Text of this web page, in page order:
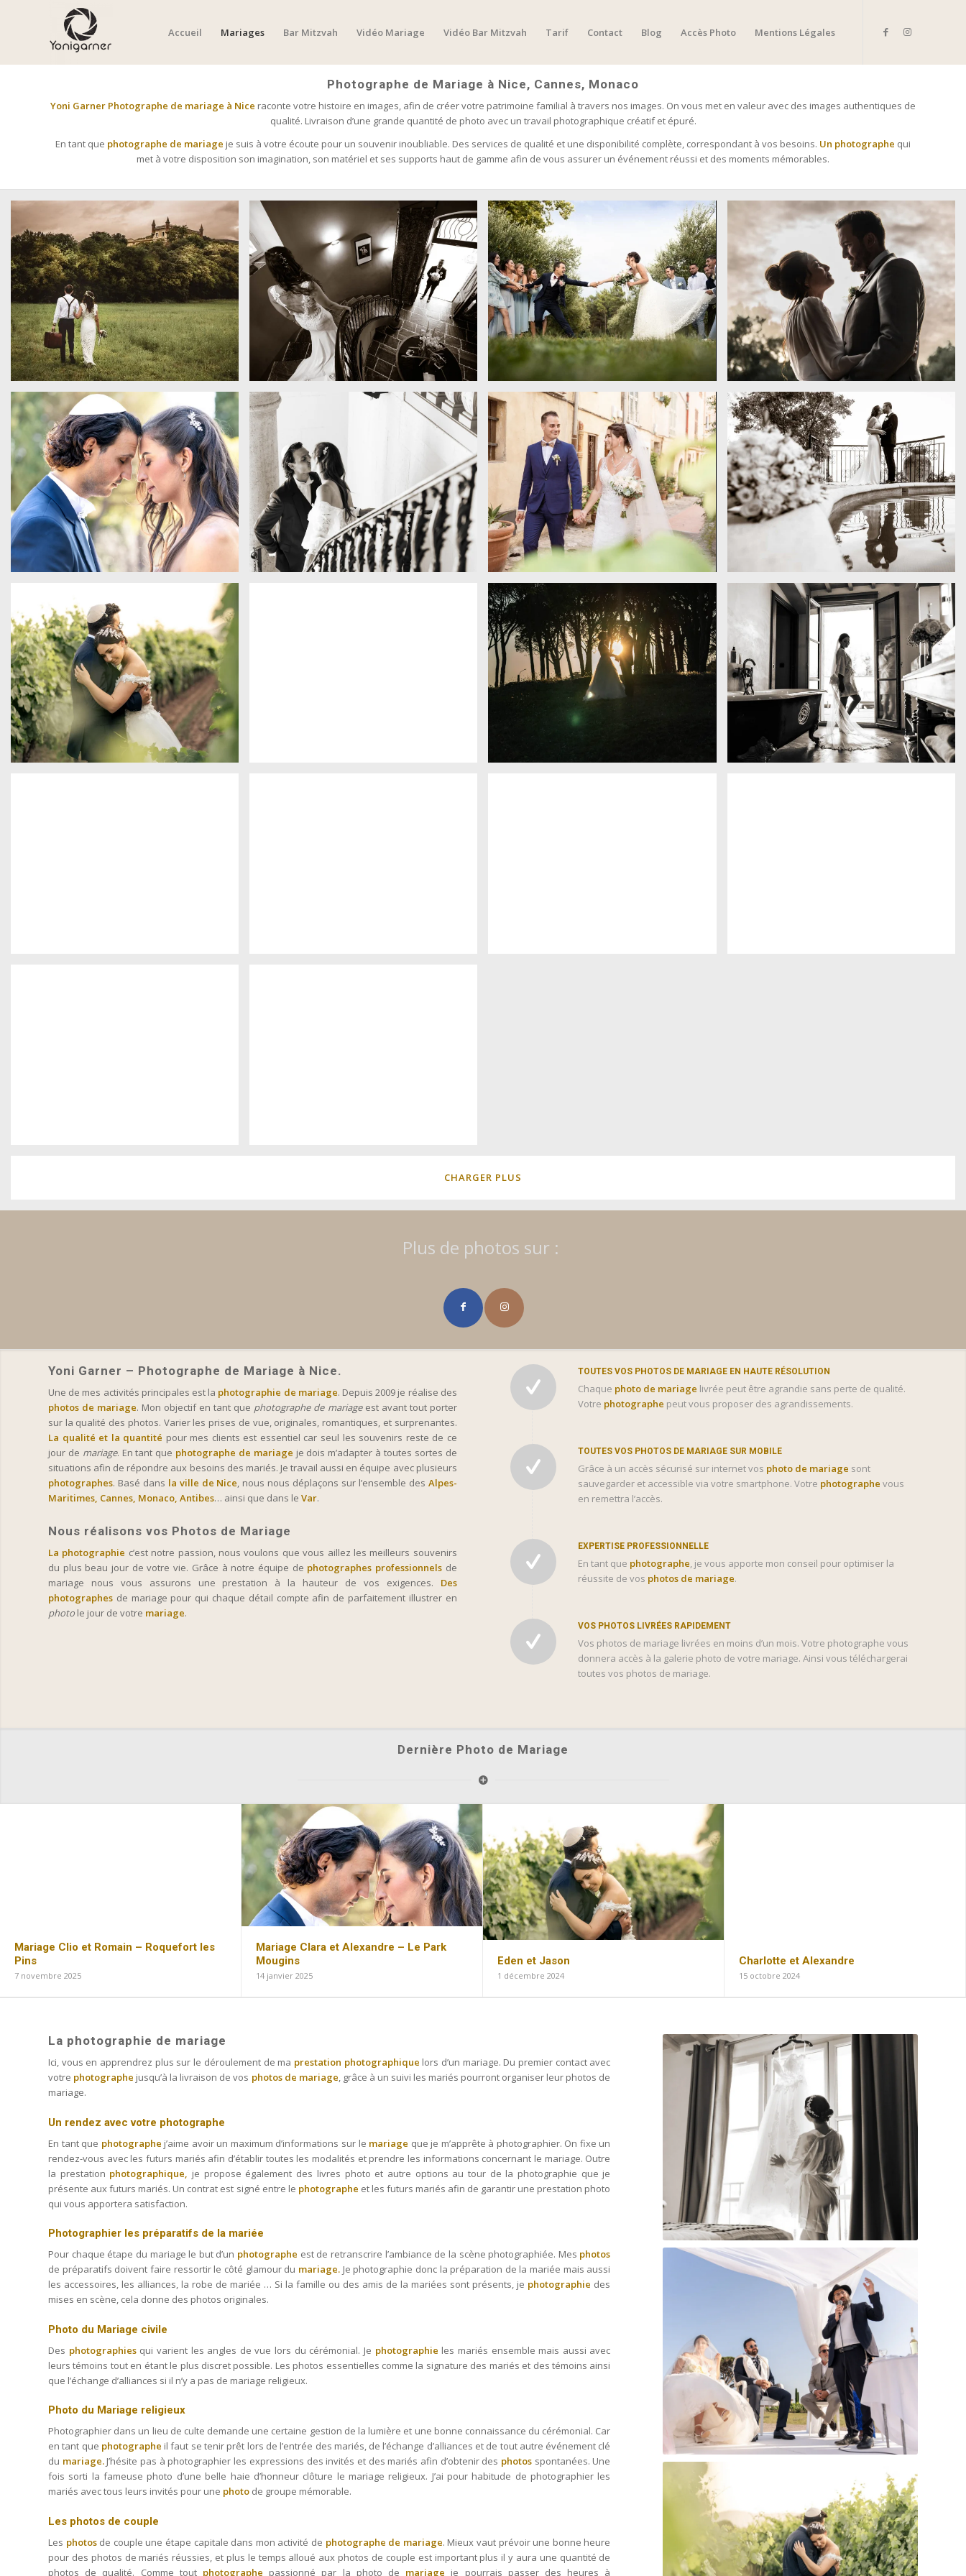
Accueil Mariages Bar Mitzvah Vidéo Mariage Vidéo Bar Mitzvah Tarif Contact Blog Accès Photo Mentions Légales
Photographe de Mariage à Nice, Cannes, Monaco
Yoni Garner Photographe de mariage à Nice raconte votre histoire en images, afin de créer votre patrimoine familial à travers nos images. On vous met en valeur avec des images authentiques de
qualité. Livraison d’une grande quantité de photo avec un travail photographique créatif et épuré.
En tant que photographe de mariage je suis à votre écoute pour un souvenir inoubliable. Des services de qualité et une disponibilité complète, correspondant à vos besoins. Un photographe qui
met à votre disposition son imagination, son matériel et ses supports haut de gamme afin de vous assurer un événement réussi et des moments mémorables.
CHARGER PLUS
Plus de photos sur :
Yoni Garner – Photographe de Mariage à Nice.
Une de mes activités principales est la photographie de mariage. Depuis 2009 je réalise des
photos de mariage. Mon objectif en tant que photographe de mariageest avant tout porter
sur la qualité des photos. Varier les prises de vue, originales, romantiques, et surprenantes.
La qualité et la quantité pour mes clients est essentiel car seul les souvenirs reste de ce
jour de mariage. En tant que photographe de mariage je dois m’adapter à toutes sortes de
situations afin de répondre aux besoins des mariés. Je travail aussi en équipe avec plusieurs
photographes. Basé dans la ville de Nice, nous nous déplaçons sur l’ensemble des Alpes-
Maritimes, Cannes, Monaco, Antibes… ainsi que dans le Var.
Nous réalisons vos Photos de Mariage
La photographie c’est notre passion, nous voulons que vous aillez les meilleurs souvenirs
du plus beau jour de votre vie. Grâce à notre équipe de photographes professionnels de
mariage nous vous assurons une prestation à la hauteur de vos exigences. Des
photographes de mariage pour qui chaque détail compte afin de parfaitement illustrer en
photo le jour de votre mariage.
TOUTES VOS PHOTOS DE MARIAGE EN HAUTE RÉSOLUTION
Chaque photo de mariage livrée peut être agrandie sans perte de qualité.
Votre photographe peut vous proposer des agrandissements.
TOUTES VOS PHOTOS DE MARIAGE SUR MOBILE
Grâce à un accès sécurisé sur internet vos photo de mariage sont
sauvegarder et accessible via votre smartphone. Votre photographe vous
en remettra l’accès.
EXPERTISE PROFESSIONNELLE
En tant que photographe, je vous apporte mon conseil pour optimiser la
réussite de vos photos de mariage.
VOS PHOTOS LIVRÉES RAPIDEMENT
Vos photos de mariage livrées en moins d’un mois. Votre photographe vous
donnera accès à la galerie photo de votre mariage. Ainsi vous téléchargerai
toutes vos photos de mariage.
Dernière Photo de Mariage
Mariage Clio et Romain – Roquefort les
Pins
7 novembre 2025
Mariage Clara et Alexandre – Le Park
Mougins
14 janvier 2025
Eden et Jason
1 décembre 2024
Charlotte et Alexandre
15 octobre 2024
La photographie de mariage
Ici, vous en apprendrez plus sur le déroulement de ma prestation photographique lors d’un mariage. Du premier contact avec
votre photographe jusqu’à la livraison de vos photos de mariage, grâce à un suivi les mariés pourront organiser leur photos de
mariage.
Un rendez avec votre photographe
En tant que photographe j’aime avoir un maximum d’informations sur le mariage que je m’apprête à photographier. On fixe un
rendez-vous avec les futurs mariés afin d’établir toutes les modalités et prendre les informations concernant le mariage. Outre
la prestation photographique, je propose également des livres photo et autre options au tour de la photographie que je
présente aux futurs mariés. Un contrat est signé entre le photographe et les futurs mariés afin de garantir une prestation photo
qui vous apportera satisfaction.
Photographier les préparatifs de la mariée
Pour chaque étape du mariage le but d’un photographe est de retranscrire l’ambiance de la scène photographiée. Mes photos
de préparatifs doivent faire ressortir le côté glamour du mariage.Je photographie donc la préparation de la mariée mais aussi
les accessoires, les alliances, la robe de mariée … Si la famille ou des amis de la mariées sont présents, je photographie des
mises en scène, cela donne des photos originales.
Photo du Mariage civile
Des photographiesqui varient les angles de vue lors du cérémonial. Je photographie les mariés ensemble mais aussi avec
leurs témoins tout en étant le plus discret possible. Les photos essentielles comme la signature des mariés et des témoins ainsi
que l’échange d’alliances si il n’y a pas de mariage religieux.
Photo du Mariage religieux
Photographier dans un lieu de culte demande une certaine gestion de la lumière et une bonne connaissance du cérémonial. Car
en tant que photographe il faut se tenir prêt lors de l’entrée des mariés, de l’échange d’alliances et de tout autre événement clé
du mariage.J’hésite pas à photographier les expressions des invités et des mariés afin d’obtenir des photos spontanées. Une
fois sorti la fameuse photo d’une belle haie d’honneur clôture le mariage religieux. J’ai pour habitude de photographier les
mariés avec tous leurs invités pour une photo de groupe mémorable.
Les photos de couple
Les photosde couple une étape capitale dans mon activité de photographe de mariage. Mieux vaut prévoir une bonne heure
pour des photos de mariés réussies, et plus le temps alloué aux photos de couple est important plus il y aura une quantité de
photos de qualité. Comme tout photographe passionné par la photo de mariage je pourrais passer des heures à